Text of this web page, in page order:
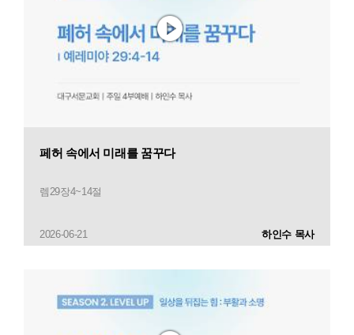
페허 속에서 미래를 꿈꾸다
렘29장4~14절
2026-06-21 하인수 목사